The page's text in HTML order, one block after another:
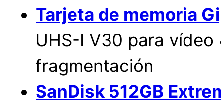
Tarjeta de memoria
UHS-I V30 para vídeo
fragmentación
SanDisk 512GB